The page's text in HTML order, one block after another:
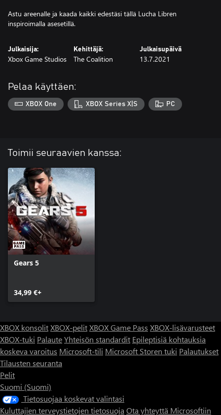
Astu areenalle ja kaada kaikki edestäsi tällä Lucha Libren
inspiroimalla asesetillä.
Julkaisija:
Xbox Game Studios
Kehittäjä:
The Coalition
Julkaisupäivä
13.7.2021
Pelaa käyttäen:
XBOX One XBOX Series X|S PC
Toimii seuraavien kanssa:
Gears 5
34,99 €+
XBOX konsolitXBOX-pelitXBOX Game Pass XBOX-lisävarusteet
XBOX-tuki PalauteYhteisön standardit Epileptisiä kohtauksia
koskeva varoitus Microsoft-tili Microsoft Storen tuki Palautukset
Tilausten seuranta
Pelit
Suomi (Suomi)
Tietosuojaa koskevat valintasi
Kuluttajien terveystietojen tietosuoja Ota yhteyttä Microsoftiin